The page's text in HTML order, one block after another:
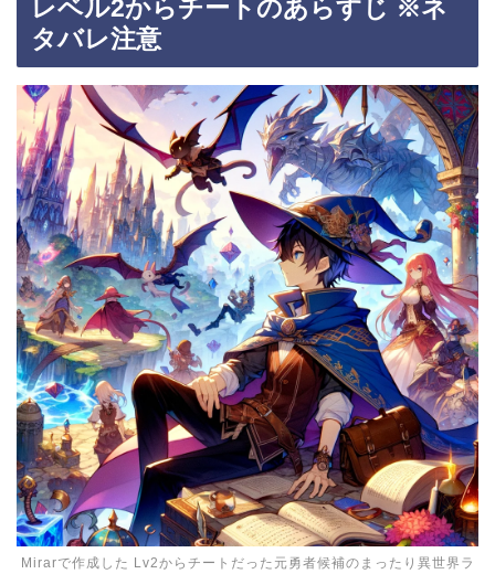
レベル2からチートのあらすじ ※ネ
タバレ注意
Mirarで作成した Lv2からチートだった元勇者候補のまったり異世界ラ